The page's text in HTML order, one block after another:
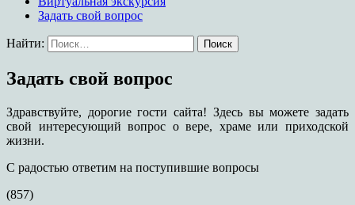
Задать свой вопрос
Найти:
Задать свой вопрос
Здравствуйте, дорогие гости сайта! Здесь вы можете задать
свой интересующий вопрос о вере, храме или приходской
жизни.
С радостью ответим на поступившие вопросы
(857)